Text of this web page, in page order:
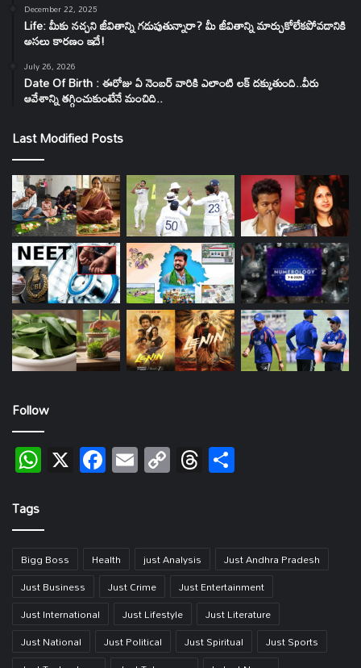
December 22, 2025
Life: మీకు నచ్చని జీవితాన్ని గడుపుతున్నారా? మీ జీవితాన్ని మార్చుకోలేకపోవడానికి
అసలు కారణం ఇదే!
July 26, 2026
Date Of Birth : ఈరోజు ఏ నెంబర్ వారికి ఎలాంటి లక్ దక్కుతుంది..వీరు
ఆవేశాన్ని తగ్గించుకుంటేనే మంచిది..
Last Modified Posts
Follow
WhatsApp
X Facebook
EmailCopy
Link
Threads
Tags
Bigg Boss Health just Analysis
Just Andhra Pradesh
Just Business
Just Crime
Just Entertainment
Just International
Just Lifestyle
Just Literature
Just National
Just Political Just Spiritual
Just Sports